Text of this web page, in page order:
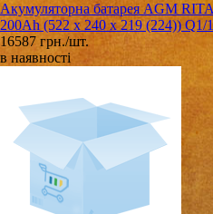
Акумуляторна батарея AGM
200Ah (522 х 240 х 219 (224)) Q1/
16587 грн./шт.
в наявності